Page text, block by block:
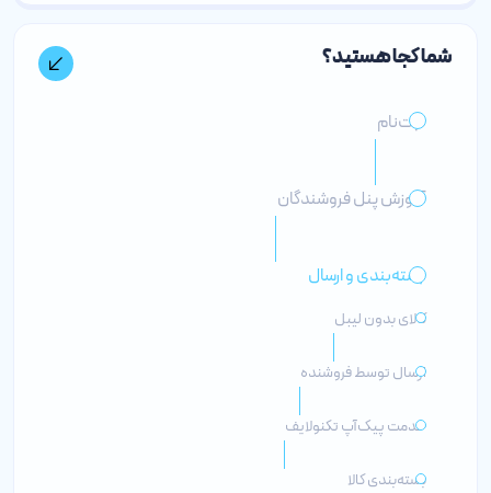
شما کجا هستید؟
ثبت‌نام
آموزش پنل فروشندگان
بسته‌بندی و ارسال
کالای بدون لیبل
ارسال توسط فروشنده
خدمت پیک‌آپ تکنولایف
بسته‌بندی کالا